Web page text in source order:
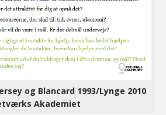
og Blancard 1993/Lynge 2010
Akademiet